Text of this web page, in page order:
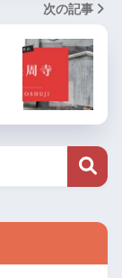
次の記事